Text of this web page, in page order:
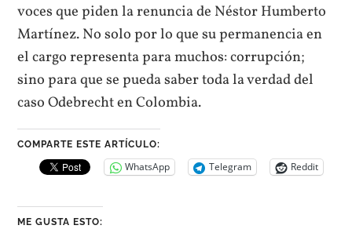
voces que piden la renuncia de Néstor Humberto
Martínez. No solo por lo que su permanencia en
el cargo representa para muchos: corrupción;
sino para que se pueda saber toda la verdad del
caso Odebrecht en Colombia.
COMPARTE ESTE ARTÍCULO:
WhatsApp Telegram Reddit
ME GUSTA ESTO: